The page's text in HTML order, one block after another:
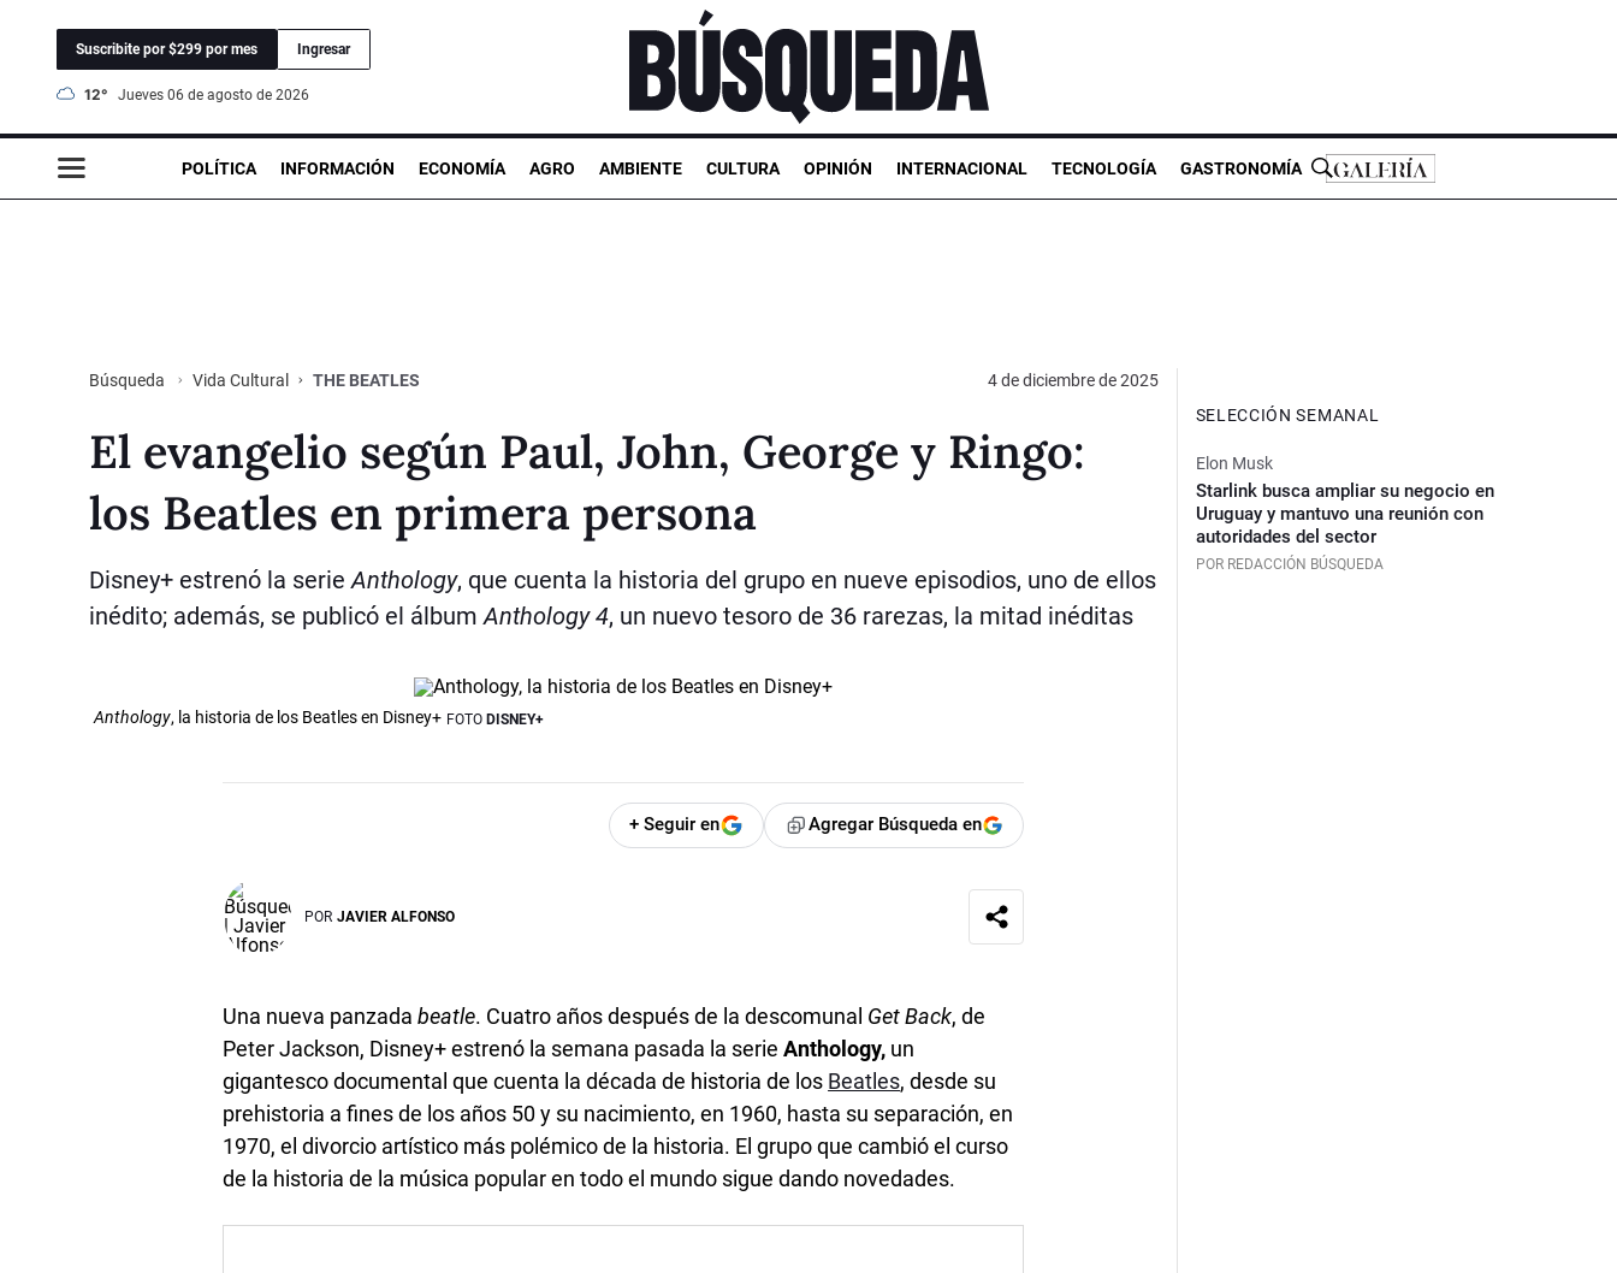
Suscribite por $299 por mes Ingresar
12° jueves 06 de agosto de 2026
POLÍTICA INFORMACIÓN ECONOMÍA AGRO AMBIENTE CULTURA OPINIÓN INTERNACIONAL TECNOLOGÍA GASTRONOMÍA
Búsqueda Vida Cultural THE BEATLES 4 de diciembre de 2025
El evangelio según Paul, John, George y Ringo:
los Beatles en primera persona
Disney+ estrenó la serie Anthology, que cuenta la historia del grupo en nueve episodios, uno de ellos
inédito; además, se publicó el álbum Anthology 4, un nuevo tesoro de 36 rarezas, la mitad inéditas
Anthology, la historia de los Beatles en Disney+ FOTO DISNEY+
+ Seguir en Agregar Búsqueda en
POR JAVIER ALFONSO
Una nueva panzadabeatle. Cuatro años después de la descomunal Get Back, de
Peter Jackson, Disney+ estrenó la semana pasada la serieAnthology, un
gigantesco documental que cuenta la década de historia de los Beatles, desde su
prehistoria a fines de los años 50 y su nacimiento, en 1960, hasta su separación, en
1970, el divorcio artístico más polémico de la historia. El grupo que cambió el curso
de la historia de la música popular en todo el mundo sigue dando novedades.
SELECCIÓN SEMANAL
Elon Musk
Starlink busca ampliar su negocio en
Uruguay y mantuvo una reunión con
autoridades del sector
POR REDACCIÓN BÚSQUEDA